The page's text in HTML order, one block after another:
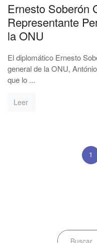
Ernesto Soberón
Representante
la ONU
El diplomático Ernesto
general de la ONU,
que lo ...
Leer
1